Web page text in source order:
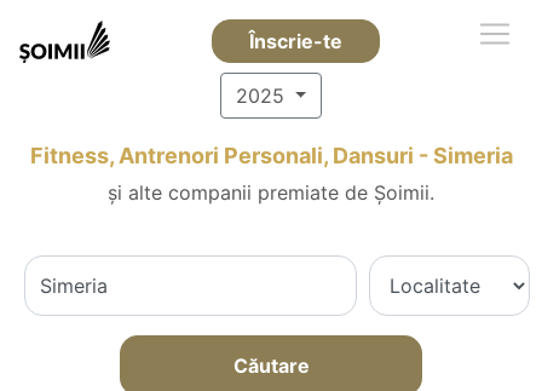
Înscrie-te
2025
Fitness, Antrenori Personali, Dansuri - Simeria
și alte companii premiate de Șoimii.
Căutare